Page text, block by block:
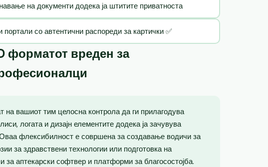
на документи додека ја штитите приватноста
портали со автентични распореди за картички ✅
форматот вреден за
на вашиот тим целосна контрола да ги прилагодува
логата и дизајн елементите додека ја зачувува
Оваа флексибилност е совршена за создавање водичи за
за здравствени технологии или подготовка на
за аптекарски софтвер и платформи за благосостојба.